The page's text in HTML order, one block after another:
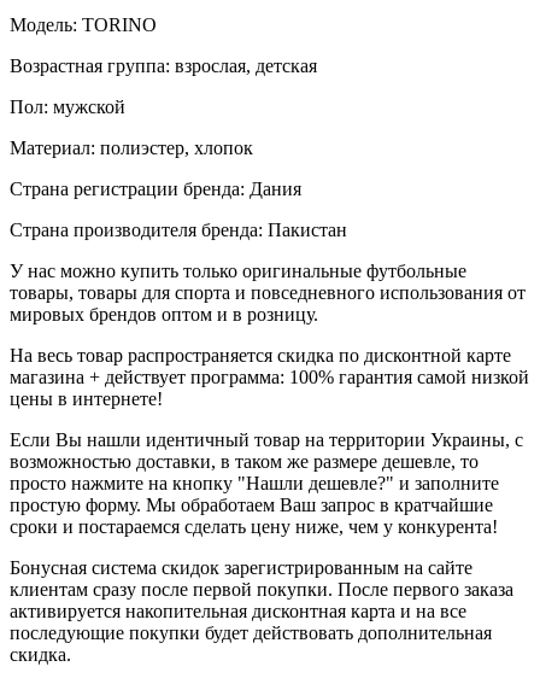
Модель: TORINO
Возрастная группа: взрослая, детская
Пол: мужской
Материал: полиэстер, хлопок
Страна регистрации бренда: Дания
Страна производителя бренда: Пакистан
У нас можно купить только оригинальные футбольные
товары, товары для спорта и повседневного использования от
мировых брендов оптом и в розницу.
На весь товар распространяется скидка по дисконтной карте
магазина + действует программа: 100% гарантия самой низкой
цены в интернете!
Если Вы нашли идентичный товар на территории Украины, с
возможностью доставки, в таком же размере дешевле, то
просто нажмите на кнопку "Нашли дешевле?" и заполните
простую форму. Мы обработаем Ваш запрос в кратчайшие
сроки и постараемся сделать цену ниже, чем у конкурента!
Бонусная система скидок зарегистрированным на сайте
клиентам сразу после первой покупки. После первого заказа
активируется накопительная дисконтная карта и на все
последующие покупки будет действовать дополнительная
скидка.